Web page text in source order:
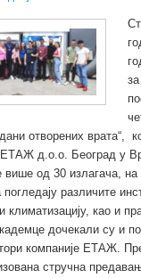
отворених врата“,
ЕТАЖ д.о.о. Београд у
више од 30 излагача,
различите
климатизацију, као и
дочекали су и
компаније ЕТАЖ.
стручна